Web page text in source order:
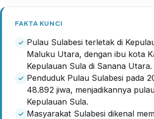
FAKTA KUNCI
Pulau Sulabesi terletak di
Maluku Utara, dengan ibu kota
Kepulauan Sula di Sanana Utara.
Penduduk Pulau Sulabesi pada
48.892 jiwa, menjadikannya
Kepulauan Sula.
Masyarakat Sulabesi dikenal